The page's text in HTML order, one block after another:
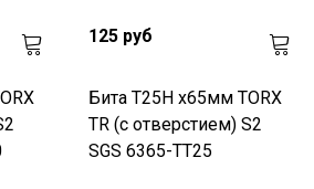
125 руб
Бита T25H х65мм TORX
TR (с отверстием) S2
SGS 6365-TT25